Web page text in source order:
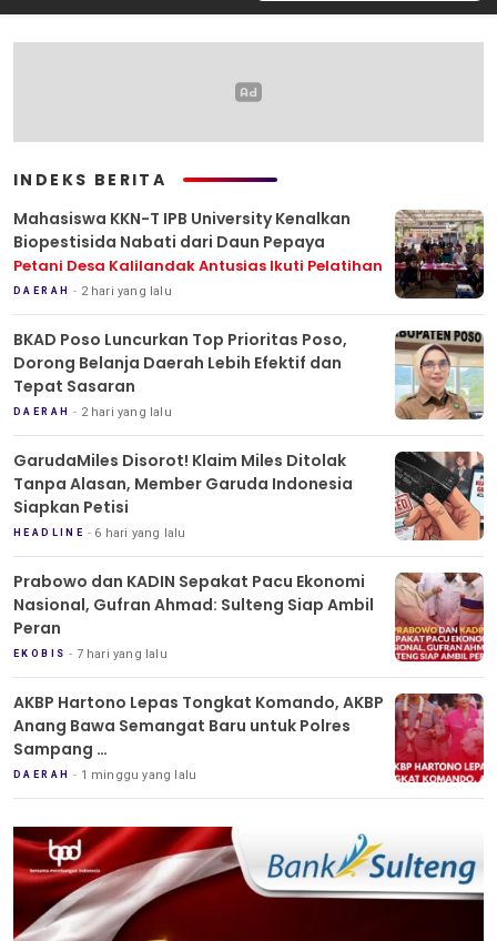
INDEKS BERITA
Mahasiswa KKN-T IPB University Kenalkan
Biopestisida Nabati dari Daun Pepaya
Petani Desa Kalilandak Antusias Ikuti Pelatihan
DAERAH 2 hari yang lalu
BKAD Poso Luncurkan Top Prioritas Poso,
Dorong Belanja Daerah Lebih Efektif dan
Tepat Sasaran
DAERAH 2 hari yang lalu
GarudaMiles Disorot! Klaim Miles Ditolak
Tanpa Alasan, Member Garuda Indonesia
Siapkan Petisi
HEADLINE 6 hari yang lalu
Prabowo dan KADIN Sepakat Pacu Ekonomi
Nasional, Gufran Ahmad: Sulteng Siap Ambil
Peran
EKOBIS 7 hari yang lalu
AKBP Hartono Lepas Tongkat Komando, AKBP
Anang Bawa Semangat Baru untuk Polres
Sampang
Tradisi Pedang Pora Iringi Sertijab Kapolres
Sampang
DAERAH 1 minggu yang lalu